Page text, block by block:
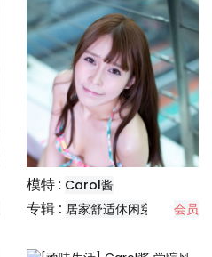
模特 : Carol酱
专辑 : 居家舒适休闲穿搭分享
会员